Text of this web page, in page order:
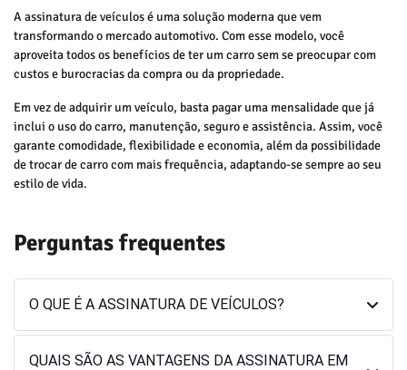
A assinatura de veículos é uma solução moderna que vem
transformando o mercado automotivo. Com esse modelo, você
aproveita todos os benefícios de ter um carro sem se preocupar com
custos e burocracias da compra ou da propriedade.
Em vez de adquirir um veículo, basta pagar uma mensalidade que já
inclui o uso do carro, manutenção, seguro e assistência. Assim, você
garante comodidade, flexibilidade e economia, além da possibilidade
de trocar de carro com mais frequência, adaptando-se sempre ao seu
estilo de vida.
Perguntas frequentes
O QUE É A ASSINATURA DE VEÍCULOS?
QUAIS SÃO AS VANTAGENS DA ASSINATURA EM